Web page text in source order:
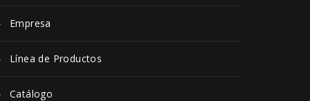
Empresa
Línea de Productos
Catálogo